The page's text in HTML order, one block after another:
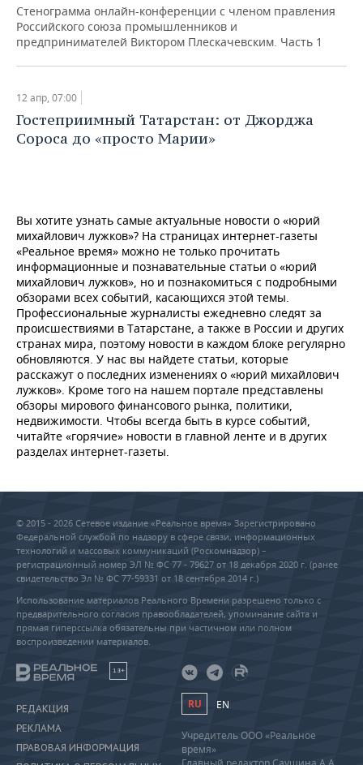
Стенограмма онлайн-конференции с членом правления
Российского союза промышленников и
предпринимателей Виктором Плескачевским. Часть 1
12 апр, 07:00
Гостеприимный Татарстан: от Джорджа
Сороса до «просто Марии»
Вы хотите узнать самые актуальные новости о «юрий
михайлович лужков»? На страницах интернет-газеты
«Реальное время» можно не только прочитать
информационные и познавательные статьи о «юрий
михайлович лужков», но и познакомиться с подробными
обзорами всех событий, касающихся этой темы.
Профессиональные журналисты ежедневно следят за
происшествиями в Татарстане, а также в России и других
странах мира, поэтому новости в каждом блоке регулярно
обновляются. У нас вы найдете статьи, которые
расскажут о последних изменениях о «юрий михайлович
лужков». Кроме того на нашем портале представлены
обзоры мирового финансового рынка, политики,
недвижимости. Чтобы всегда быть в курсе событий,
читайте «горячие» новости в главной ленте и в других
разделах интернет-газеты.
© 2015 - 2026 Сетевое издание «Реальное время» Зарегистрировано
Федеральной службой по надзору в сфере связи, информационных
технологий и массовых коммуникаций (Роскомнадзор) –
регистрационный номер ЭЛ № ФС 77 - 79627 от 18 декабря 2020 г. (ранее
свидетельство Эл № ФС 77-59331 от 18 сентября 2014 г.)
Использование материалов Реального Времени разрешено только с
предварительного согласия правообладателей, упоминание сайта и
прямая гиперссылка обязательны при частичном или полном
воспроизведении материалов.
18+
РЕДАКЦИЯ
РЕКЛАМА
ПРАВОВАЯ ИНФОРМАЦИЯ
RU EN
Учредитель ООО «Реальное
время»